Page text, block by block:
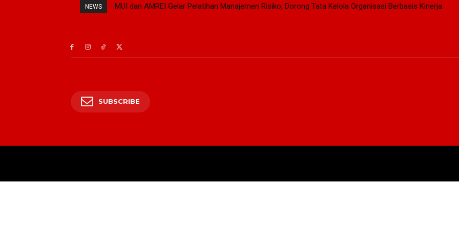
NEWS MUI dan AMREI Gelar Pelatihan Manajemen Risiko, Dorong Tata Kelola Organisasi Berbasis Kinerja
SUBSCRIBE